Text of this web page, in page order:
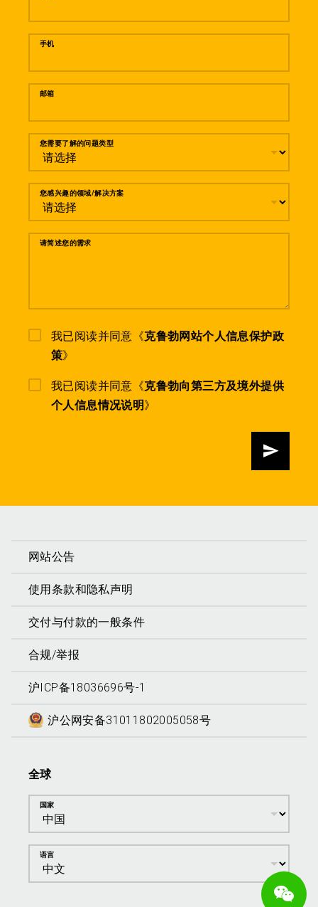
手机
邮箱
您需要了解的问题类型
您感兴趣的领域/解决方案
请简述您的需求
我已阅读并同意《克鲁勃网站个人信息保护政
策》
我已阅读并同意《克鲁勃向第三方及境外提供
个人信息情况说明》
发送
网站公告
使用条款和隐私声明
交付与付款的一般条件
合规/举报
沪ICP备18036696号-1
沪公网安备31011802005058号
全球
国家
语言